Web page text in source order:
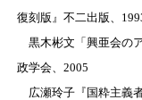
復刻版』不二出版、
黒木彬文「興亜会の
政学会、2005
広瀬玲子『国粋主義